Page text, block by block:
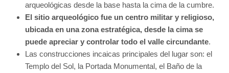
arqueológicas desde la base hasta la cima de la cumbre.
El sitio arqueológico fue un centro militar y religioso,
ubicada en una zona estratégica, desde la cima se
puede apreciar y controlar todo el valle circundante.
Las construcciones incaicas principales del lugar son: el
Templo del Sol, la Portada Monumental, el Baño de la